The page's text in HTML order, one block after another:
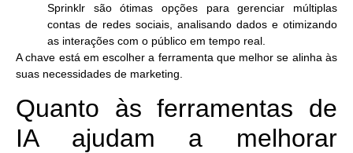
Sprinklr são ótimas opções para gerenciar múltiplas
contas de redes sociais, analisando dados e otimizando
as interações com o público em tempo real.
A chave está em escolher a ferramenta que melhor se alinha às
suas necessidades de marketing.
Quanto às ferramentas de
IA ajudam a melhorar